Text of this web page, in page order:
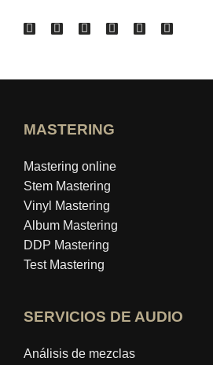
MASTERING
Mastering online
Stem Mastering
Vinyl Mastering
Album Mastering
DDP Mastering
Test Mastering
SERVICIOS DE AUDIO
Análisis de mezclas